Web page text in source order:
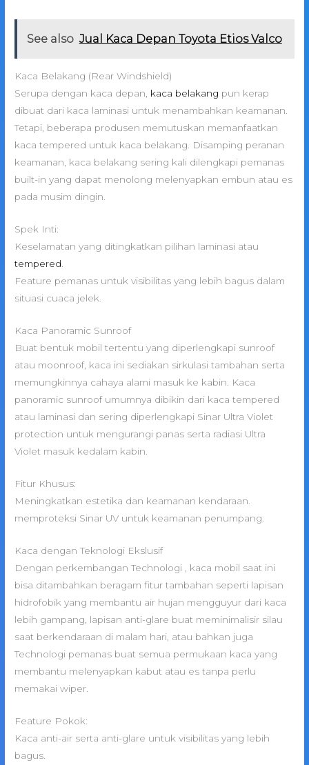
See also Jual Kaca Depan Toyota Etios Valco
Kaca Belakang (Rear Windshield)
Serupa dengan kaca depan, kaca belakang pun kerap
dibuat dari kaca laminasi untuk menambahkan keamanan.
Tetapi, beberapa produsen memutuskan memanfaatkan
kaca tempered untuk kaca belakang. Disamping peranan
keamanan, kaca belakang sering kali dilengkapi pemanas
built-in yang dapat menolong melenyapkan embun atau es
pada musim dingin.
Spek Inti:
Keselamatan yang ditingkatkan pilihan laminasi atau
tempered.
Feature pemanas untuk visibilitas yang lebih bagus dalam
situasi cuaca jelek.
Kaca Panoramic Sunroof
Buat bentuk mobil tertentu yang diperlengkapi sunroof
atau moonroof, kaca ini sediakan sirkulasi tambahan serta
memungkinnya cahaya alami masuk ke kabin. Kaca
panoramic sunroof umumnya dibikin dari kaca tempered
atau laminasi dan sering diperlengkapi Sinar Ultra Violet
protection untuk mengurangi panas serta radiasi Ultra
Violet masuk kedalam kabin.
Fitur Khusus:
Meningkatkan estetika dan keamanan kendaraan.
memproteksi Sinar UV untuk keamanan penumpang.
Kaca dengan Teknologi Ekslusif
Dengan perkembangan Technologi , kaca mobil saat ini
bisa ditambahkan beragam fitur tambahan seperti lapisan
hidrofobik yang membantu air hujan mengguyur dari kaca
lebih gampang, lapisan anti-glare buat meminimalisir silau
saat berkendaraan di malam hari, atau bahkan juga
Technologi pemanas buat semua permukaan kaca yang
membantu melenyapkan kabut atau es tanpa perlu
memakai wiper.
Feature Pokok:
Kaca anti-air serta anti-glare untuk visibilitas yang lebih
bagus.